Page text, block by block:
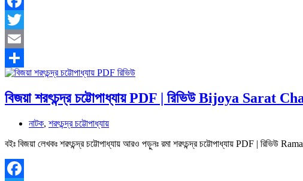
Facebook
Twitter
Email
Share
বিজয়া শরৎচন্দ্র চট্টোপাধ্যায় PDF | রিভিউ Bijoya Sarat
নাটক, শরৎচন্দ্র চট্টোপাধ্যায়
বইঃ বিজয়া লেখকঃ শরৎচন্দ্র চট্টোপাধ্যায় আরও পড়ুনঃ রমা শরৎচন্দ্র চট্টোপাধ্যায় PDF | রিভিউ